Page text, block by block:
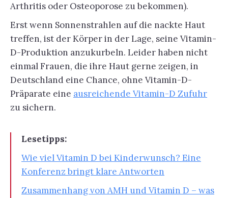
Arthritis oder Osteoporose zu bekommen).
Erst wenn Sonnenstrahlen auf die nackte Haut
treffen, ist der Körper in der Lage, seine Vitamin-
D-Produktion anzukurbeln. Leider haben nicht
einmal Frauen, die ihre Haut gerne zeigen, in
Deutschland eine Chance, ohne Vitamin-D-
Präparate eine ausreichende Vitamin-D Zufuhr
zu sichern.
Lesetipps:
Wie viel Vitamin D bei Kinderwunsch? Eine
Konferenz bringt klare Antworten
Zusammenhang von AMH und Vitamin D – was